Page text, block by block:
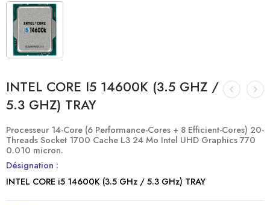
INTEL CORE I5 14600K (3.5 GHZ /
5.3 GHZ) TRAY
Processeur 14-Core (6 Performance-Cores + 8 Efficient-Cores) 20-
Threads Socket 1700 Cache L3 24 Mo Intel UHD Graphics 770
0.010 micron.
Désignation :
INTEL CORE i5 14600K (3.5 GHz / 5.3 GHz) TRAY